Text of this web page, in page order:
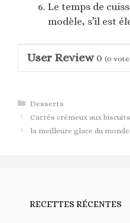
Le temps de
modèle, s’il est
User Review 0 (0
Catégories
Desserts
Carrés crémeux aux
la meilleure glace du
RECETTES RÉCENTES